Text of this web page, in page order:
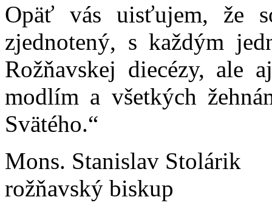
Opäť vás uisťujem, že
zjednotený, s každým
Rožňavskej diecézy, ale
modlím a všetkých
Svätého.“
Mons. Stanislav Stolárik
rožňavský biskup